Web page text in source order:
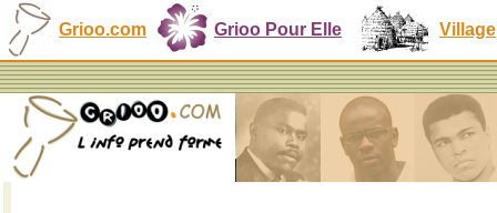
Grioo.com Grioo Pour Elle Village